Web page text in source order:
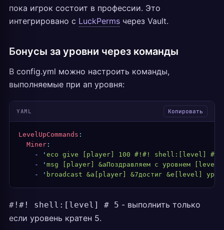
пока игрок состоит в профессии. Это
интегрировано с LuckPerms через Vault.
Бонусы за уровни через команды
В config.yml можно настроить команды,
выполняемые при ап уровня:
YAML Копировать
LevelUpCommands :
  Miner
:
    -
' eco give [player] 100 #!#! shell:[level] # 5
    -
' msg [player] &aПоздравляем с уровнем
    -
' broadcast &a[player] &7достиг &e[level]
#!#! shell:[level] # 5 - выполнить только
если уровень кратен 5.